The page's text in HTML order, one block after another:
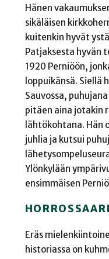
Hänen
sikäläisen
kuitenkin hyvät
Patjaksesta hyvän
1920 Perniöön,
loppuikänsä. Siellä
Sauvossa,
pitäen aina jotakin
lähtökohtana. Hän
juhlia ja kutsui
Ylönkylään
ensimmäisen
Eräs
historiassa on